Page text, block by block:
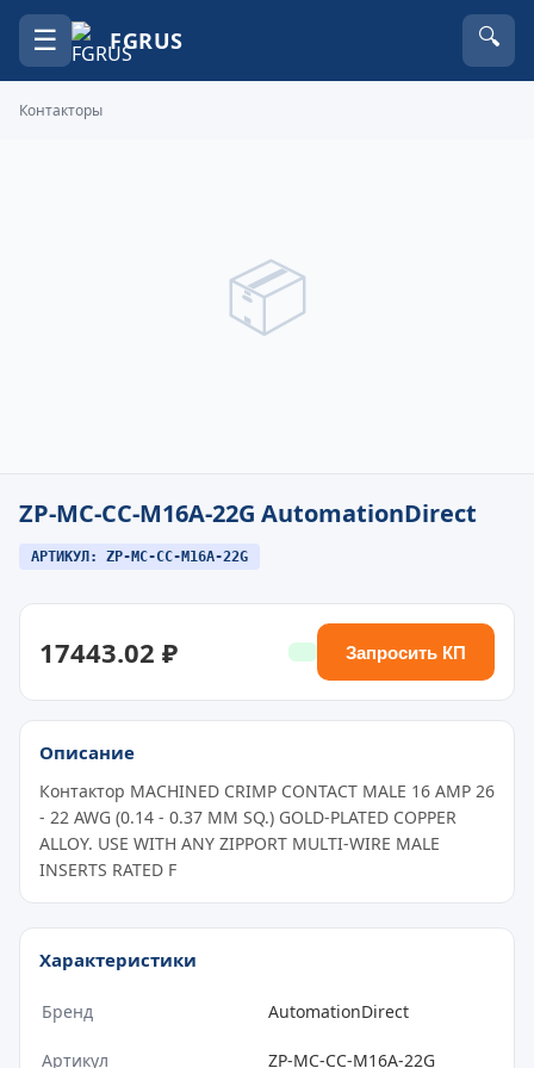
☰ FGRUS 🔍
Контакторы
📦
ZP-MC-CC-M16A-22G AutomationDirect
АРТИКУЛ: ZP-MC-CC-M16A-22G
17443.02 ₽ Запросить КП
Описание
Контактор MACHINED CRIMP CONTACT MALE 16 AMP 26
- 22 AWG (0.14 - 0.37 MM SQ.) GOLD-PLATED COPPER
ALLOY. USE WITH ANY ZIPPORT MULTI-WIRE MALE
INSERTS RATED F
Характеристики
Бренд AutomationDirect
Артикул ZP-MC-CC-M16A-22G